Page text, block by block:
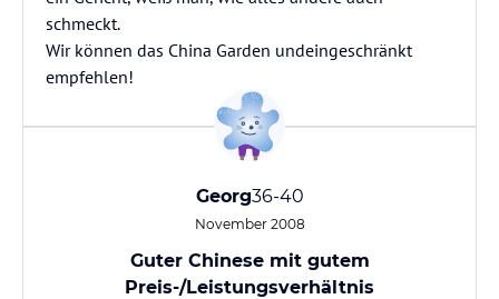
schmeckt.
Wir können das China Garden undeingeschränkt
empfehlen!
Georg36-40
November 2008
Guter Chinese mit gutem
Preis-/Leistungsverhältnis